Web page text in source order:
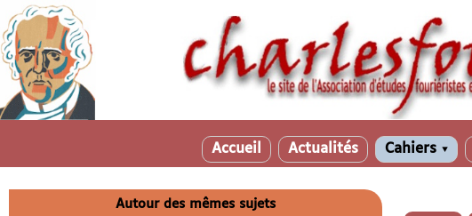
Accueil Actualités Cahiers ▼
Autour des mêmes sujets